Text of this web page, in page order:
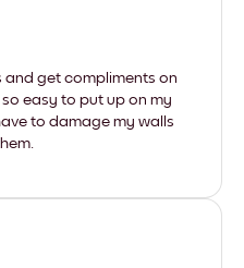
and get compliments on
easy to put up on my
to damage my walls